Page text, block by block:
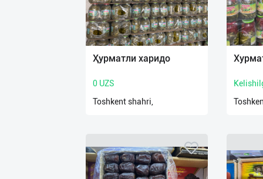
Ҳурматли харидо
0 UZS
Toshkent shahri,